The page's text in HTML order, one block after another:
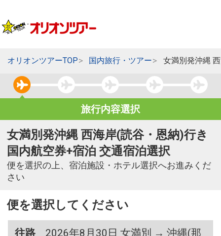
オリオンツアーTOP 国内旅行・ツアー 女満別発沖縄
旅行内容選択
女満別発沖縄 西海岸(読谷・恩納)行き
国内航空券+宿泊 交通宿泊選択
便を選択の上、宿泊施設・ホテル選択へお進みくだ
さい
便を選択してください
往路
2026年8月30日 女満別 → 沖縄(那